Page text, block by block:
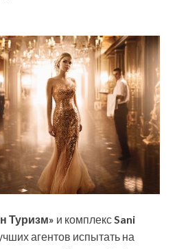
Туризм» и комплексSani
агентов испытать на